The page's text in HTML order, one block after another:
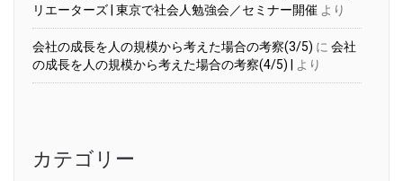
リエーターズ | 東京で社会人勉強会／セミナー開催 より
会社の成長を人の規模から考えた場合の考察(3/5) に 会社
の成長を人の規模から考えた場合の考察(4/5) |
より
カテゴリー